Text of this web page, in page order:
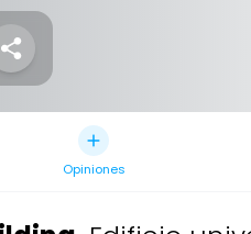
Opiniones